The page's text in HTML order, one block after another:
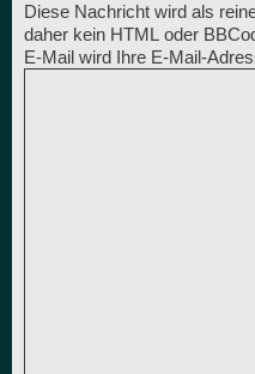
Diese Nachricht wird als
daher kein HTML oder
E-Mail wird Ihre E-Mail-